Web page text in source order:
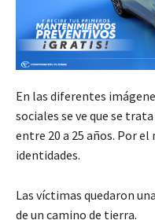
En las diferentes
sociales se ve que se
entre 20 a 25 años. Por
identidades.
Las víctimas quedaron
de un camino de tierra.